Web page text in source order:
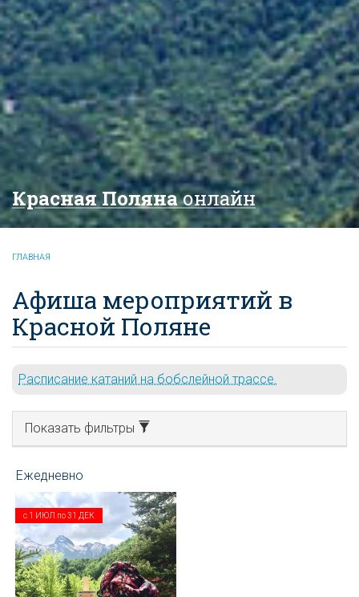
Красная Полянаонлайн
ГЛАВНАЯ
Афиша мероприятий в
Красной Поляне
Расписание катаний на бобслейной трассе.
Показать фильтры
с 1 ИЮЛ по31 ДЕК